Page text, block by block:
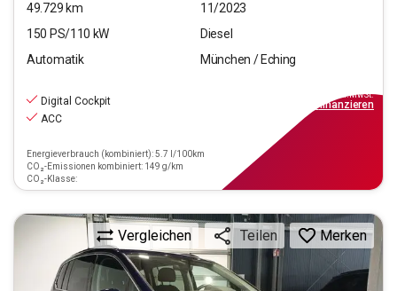
49.729 km
11/2023
150 PS/110 kW
Diesel
Automatik
München / Eching
Digital Cockpit
ACC
Energieverbrauch (kombiniert): 5.7 l/100km
CO₂-Emissionen kombiniert: 149 g/km
CO₂-Klasse:
inkl.MwSt.
finanzieren
Vergleichen Teilen Merken